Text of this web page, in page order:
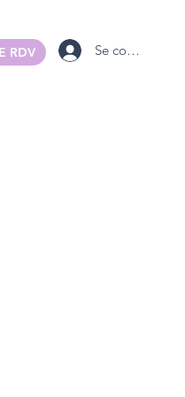
RDV Se connecter